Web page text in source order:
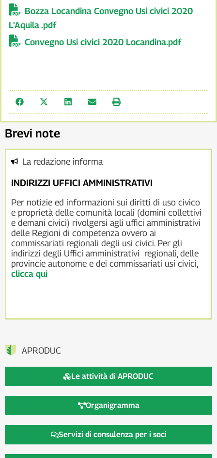
Bozza Locandina Convegno Usi civici 2020
L’Aquila .pdf
Convegno Usi civici 2020 Locandina.pdf
Brevi note
La redazione informa
INDIRIZZI UFFICI AMMINISTRATIVI
Per notizie ed informazioni sui diritti di uso civico
e proprietà delle comunità locali (domini collettivi
e demani civici) rivolgersi agli uffici amministrativi
delle Regioni di competenza ovvero ai
commissariati regionali degli usi civici. Per gli
indirizzi degli Uffici amministrativi regionali, delle
provincie autonome e dei commissariati usi civici,
clicca qui
APRODUC
Le attività di APRODUC
Organigramma
Servizi di consulenza per i soci